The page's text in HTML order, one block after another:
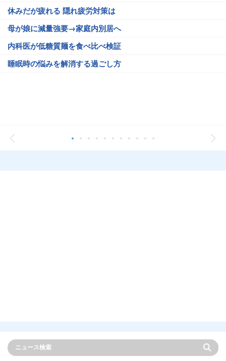
休みだが疲れる 隠れ疲労対策は
母が娘に減量強要→家庭内別居へ
内科医が低糖質麺を食べ比べ検証
睡眠時の悩みを解消する過ごし方